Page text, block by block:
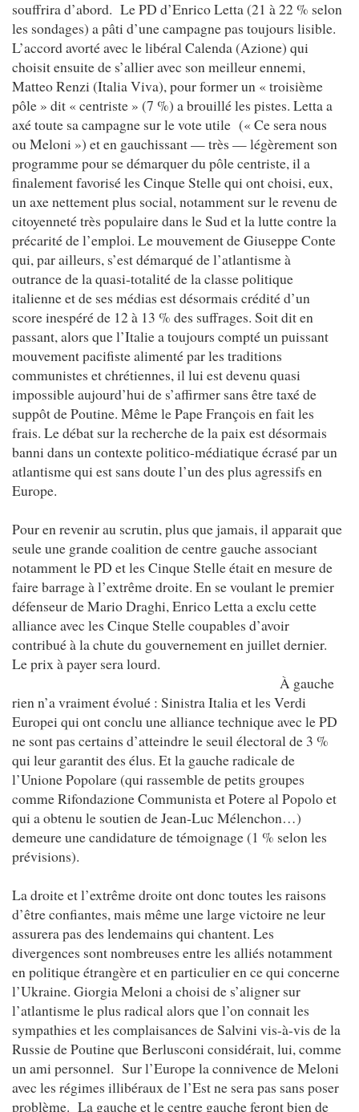
souffrira d’abord. Le PD d’Enrico Letta (21 à 22 % selon
les sondages) a pâti d’une campagne pas toujours lisible.
L’accord avorté avec le libéral Calenda (Azione) qui
choisit ensuite de s’allier avec son meilleur ennemi,
Matteo Renzi (Italia Viva), pour former un « troisième
pôle » dit « centriste » (7 %) a brouillé les pistes. Letta a
axé toute sa campagne sur le vote utile (« Ce sera nous
ou Meloni ») et en gauchissant — très — légèrement son
programme pour se démarquer du pôle centriste, il a
finalement favorisé les Cinque Stelle qui ont choisi, eux,
un axe nettement plus social, notamment sur le revenu de
citoyenneté très populaire dans le Sud et la lutte contre la
précarité de l’emploi. Le mouvement de Giuseppe Conte
qui, par ailleurs, s’est démarqué de l’atlantisme à
outrance de la quasi-totalité de la classe politique
italienne et de ses médias est désormais crédité d’un
score inespéré de 12 à 13 % des suffrages. Soit dit en
passant, alors que l’Italie a toujours compté un puissant
mouvement pacifiste alimenté par les traditions
communistes et chrétiennes, il lui est devenu quasi
impossible aujourd’hui de s’affirmer sans être taxé de
suppôt de Poutine. Même le Pape François en fait les
frais. Le débat sur la recherche de la paix est désormais
banni dans un contexte politico-médiatique écrasé par un
atlantisme qui est sans doute l’un des plus agressifs en
Europe.
Pour en revenir au scrutin, plus que jamais, il apparait que
seule une grande coalition de centre gauche associant
notamment le PD et les Cinque Stelle était en mesure de
faire barrage à l’extrême droite. En se voulant le premier
défenseur de Mario Draghi, Enrico Letta a exclu cette
alliance avec les Cinque Stelle coupables d’avoir
contribué à la chute du gouvernement en juillet dernier.
Le prix à payer sera lourd.
À gauche
rien n’a vraiment évolué : Sinistra Italia et les Verdi
Europei qui ont conclu une alliance technique avec le PD
ne sont pas certains d’atteindre le seuil électoral de 3 %
qui leur garantit des élus. Et la gauche radicale de
l’Unione Popolare (qui rassemble de petits groupes
comme Rifondazione Communista et Potere al Popolo et
qui a obtenu le soutien de Jean-Luc Mélenchon…)
demeure une candidature de témoignage (1 % selon les
prévisions).
La droite et l’extrême droite ont donc toutes les raisons
d’être confiantes, mais même une large victoire ne leur
assurera pas des lendemains qui chantent. Les
divergences sont nombreuses entre les alliés notamment
en politique étrangère et en particulier en ce qui concerne
l’Ukraine. Giorgia Meloni a choisi de s’aligner sur
l’atlantisme le plus radical alors que l’on connait les
sympathies et les complaisances de Salvini vis-à-vis de la
Russie de Poutine que Berlusconi considérait, lui, comme
un ami personnel. Sur l’Europe la connivence de Meloni
avec les régimes illibéraux de l’Est ne sera pas sans poser
problème. La gauche et le centre gauche feront bien de